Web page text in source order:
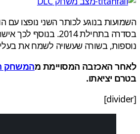
השמועות בנוגע לכותר השני נופצו עם
בסדרה בתחילת 2014. בנוסף לכך אישר כי המשחק יגיע למחשב האישי ולקונסולות ה-
נוספות, בשורה שעשויה לשמח את
לאחר האכזבה המסויימת מהמשחק
בטרם יציאתו.
[divider]